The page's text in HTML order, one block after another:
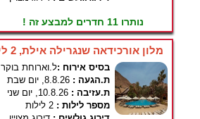
נותרו 11 חדרים למבצע זה !
מלון אורכידאה שנגרילה אילת, 2 לילות ,אמצ"ש
בסיס אירוח :ל.וארוחת בוקר
ת.הגעה : 8.8.26, יום שבת
ת.עזיבה : 10.8.26, יום שני
מספר לילות : 2 לילות